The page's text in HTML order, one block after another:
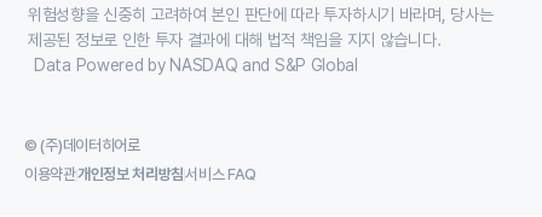
위험성향을 신중히 고려하여 본인 판단에 따라 투자하시기 바라며, 당사는
제공된 정보로 인한 투자 결과에 대해 법적 책임을 지지 않습니다.
Data Powered by NASDAQ and S&P Global
© (주)데이터히어로
이용약관개인정보 처리방침서비스 FAQ